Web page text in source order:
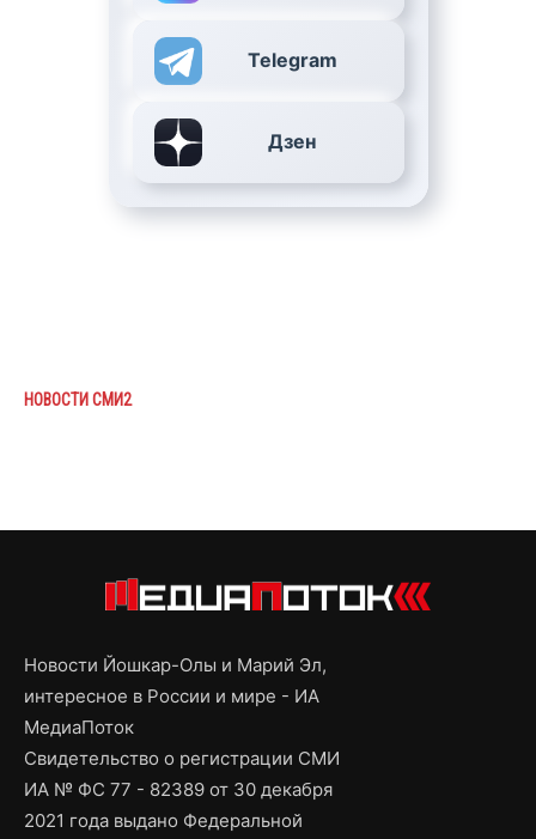
Telegram
Дзен
НОВОСТИ СМИ2
Новости Йошкар-Олы и Марий Эл,
интересное в России и мире - ИА
МедиаПоток
Свидетельство о регистрации СМИ
ИА № ФС 77 - 82389 от 30 декабря
2021 года выдано Федеральной